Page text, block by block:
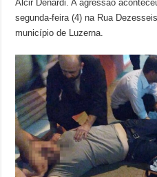
Alcir Denardi. A agressão
segunda-feira (4) na Rua
município de Luzerna.